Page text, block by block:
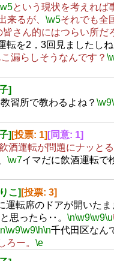
という現状を考えれば
来るが、 \w5それでも全
さん的にはつらい所だ
転を2，3回見ましたしね
こ漏らしそうなんです？
]
習所で教わるよね？ \w9
] [投票: 1] [同意: 1]
酒運転が問題にナッとる
\w7イマだに飲酒運転で
こ] [投票: 3]
運転席のドアが開いたま
と思ったら‥。 \n\w9\w9\u
\w9\w9\h\n千代田区なん
ろー。 \e